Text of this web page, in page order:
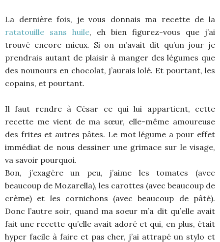
La dernière fois, je vous donnais ma recette de la
ratatouille sans huile, eh bien figurez-vous que j’ai
trouvé encore mieux. Si on m’avait dit qu’un jour je
prendrais autant de plaisir à manger des légumes que
des nounours en chocolat, j’aurais lolé. Et pourtant, les
copains, et pourtant.
Il faut rendre à César ce qui lui appartient, cette
recette me vient de ma sœur, elle-même amoureuse
des frites et autres pâtes. Le mot légume a pour effet
immédiat de nous dessiner une grimace sur le visage,
va savoir pourquoi.
Bon, j’exagère un peu, j’aime les tomates (avec
beaucoup de Mozarella), les carottes (avec beaucoup de
crème) et les cornichons (avec beaucoup de pâté).
Donc l’autre soir, quand ma soeur m’a dit qu’elle avait
fait une recette qu’elle avait adoré et qui, en plus, était
hyper facile à faire et pas cher, j’ai attrapé un stylo et